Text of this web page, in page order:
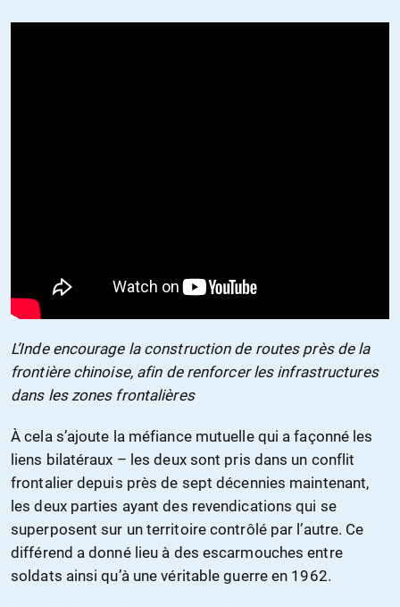
L’Inde encourage la construction de routes près de la
frontière chinoise, afin de renforcer les infrastructures
dans les zones frontalières
À cela s’ajoute la méfiance mutuelle qui a façonné les
liens bilatéraux – les deux sont pris dans un conflit
frontalier depuis près de sept décennies maintenant,
les deux parties ayant des revendications qui se
superposent sur un territoire contrôlé par l’autre. Ce
différend a donné lieu à des escarmouches entre
soldats ainsi qu’à une véritable guerre en 1962.